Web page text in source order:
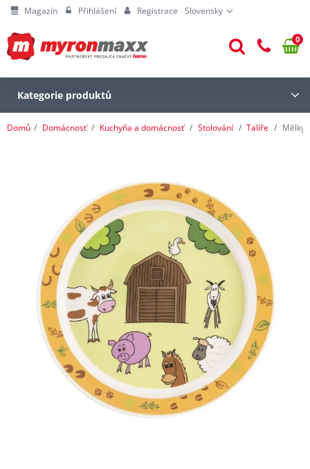
Magazín Přihlášení Registrace Slovensky
0
Kategorie produktů
Domů Domácnosť Kuchyňa a domácnosť Stolování Talíře Mělký